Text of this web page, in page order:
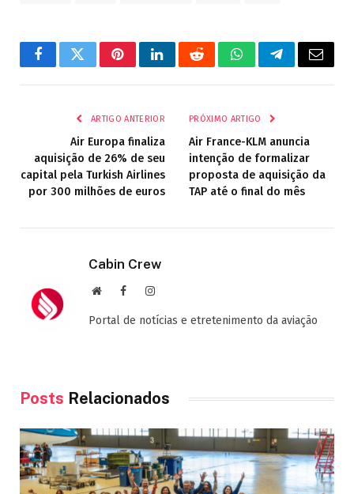
FacebookTwitterPinterestLinkedInRedditWhatsAppTelegrama
E-
ARTIGO ANTERIOR
Air Europa finaliza
aquisição de 26% de seu
capital pela Turkish Airlines
por 300 milhões de euros
PRÓXIMO ARTIGO
Air France-KLM anuncia
intenção de formalizar
proposta de aquisição da
TAP até o final do mês
Cabin Crew
Site FacebookInstagram
Portal de notícias e etretenimento da aviação
Posts Relacionados